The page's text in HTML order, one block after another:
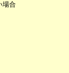
場合